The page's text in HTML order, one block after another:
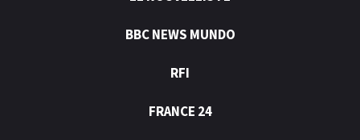
BBC NEWS MUNDO
RFI
FRANCE 24